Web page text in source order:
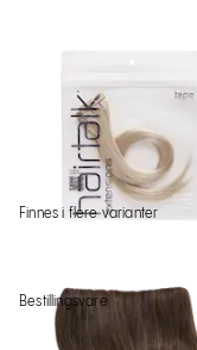
Finnes i flere varianter
Bestillingsvare